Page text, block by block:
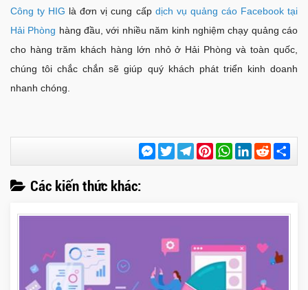
Công ty HIG là đơn vị cung cấp dịch vụ quảng cáo Facebook tại
Hải Phòng hàng đầu, với nhiều năm kinh nghiệm chạy quảng cáo
cho hàng trăm khách hàng lớn nhỏ ở Hải Phòng và toàn quốc,
chúng tôi chắc chắn sẽ giúp quý khách phát triển kinh doanh
nhanh chóng.
Messenger
TwitterTelegramPinterestWhatsApp
LinkedInReddit
Các kiến thức khác: